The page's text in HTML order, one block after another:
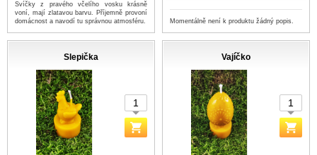
Svíčky z pravého včelího vosku krásně
voní, mají zlatavou barvu. Příjemně provoní
domácnost a navodí tu správnou atmosféru.
Momentálně není k produktu žádný popis.
Slepička Vajíčko